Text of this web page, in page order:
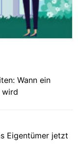
Wann ein
wird
Eigentümer jetzt